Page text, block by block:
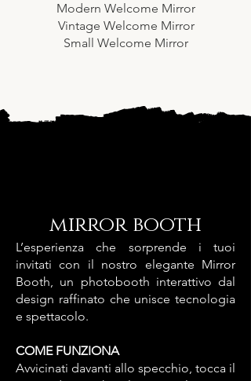
Modern Welcome Mirror
Vintage Welcome Mirror
Small Welcome Mirror
mirror booth
L’esperienza che sorprende i tuoi
invitati con il nostro elegante Mirror
Booth, un photobooth interattivo dal
design raffinato che unisce tecnologia
e spettacolo.
COME FUNZIONA
Avvicinati davanti allo specchio, tocca il